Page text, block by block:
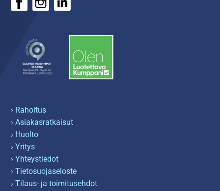
› Rahoitus
› Asiakasratkaisut
› Huolto
› Yritys
› Yhteystiedot
› Tietosuojaseloste
› Tilaus- ja toimitusehdot